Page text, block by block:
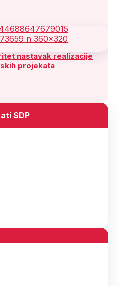
nastavak realizacije
projekata
SDP